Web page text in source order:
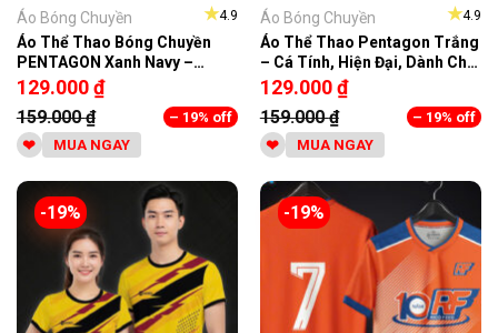
★4.9
Áo Bóng Chuyền
Áo Thể Thao Bóng Chuyền
PENTAGON Xanh Navy –
MATA SPORT
129.000₫
159.000₫
– 19% off
MUA NGAY
★4.9
Áo Bóng Chuyền
Áo Thể Thao Pentagon Trắng
– Cá Tính, Hiện Đại, Dành Cho
Nam
129.000₫
159.000₫
– 19% off
MUA NGAY
-19% -19%